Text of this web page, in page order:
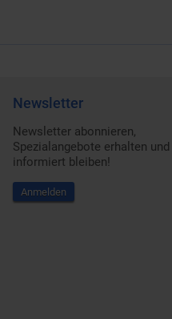
Newsletter
Newsletter abonnieren,
Spezialangebote erhalten und
informiert bleiben!
Anmelden